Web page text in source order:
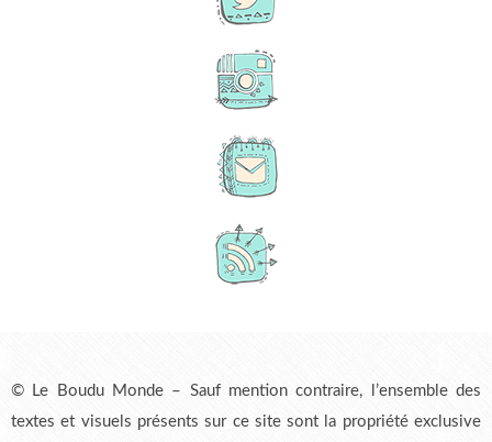
© Le Boudu Monde – Sauf mention contraire, l’ensemble des
textes et visuels présents sur ce site sont la propriété exclusive